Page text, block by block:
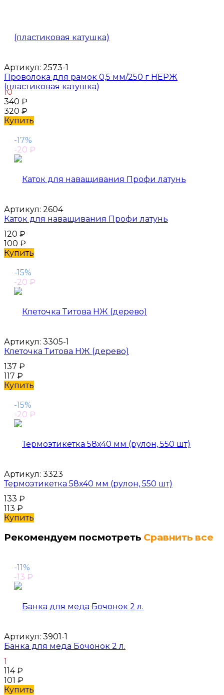
Артикул: 2573-1
Проволока для рамок 0,5 мм/250 г НЕРЖ
(пластиковая катушка)
10
340 ₽
320 ₽
Купить
-17%
-20 ₽
Артикул: 2604
Каток для наващивания Профи латунь
120 ₽
100 ₽
Купить
-15%
-20 ₽
Артикул: 3305-1
Клеточка Титова НЖ (дерево)
137 ₽
117 ₽
Купить
-15%
-20 ₽
Артикул: 3323
Термоэтикетка 58x40 мм (рулон, 550 шт)
133 ₽
113 ₽
Купить
Рекомендуем посмотреть Сравнить все
-11%
-13 ₽
Артикул: 3901-1
Банка для меда Бочонок 2 л.
1
114₽
101 ₽
Купить